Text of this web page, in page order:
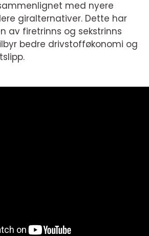
med nyere
giralternativer. Dette har
av firetrinns og sekstrinns
bedre drivstofføkonomi og